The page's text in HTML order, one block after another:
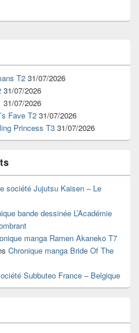
T2 31/07/2026
31/07/2026
31/07/2026
Fave T2 31/07/2026
Princess T3 31/07/2026
société Jujutsu Kaisen – Le
bande dessinée L’Académie
manga Ramen Akaneko T7
Chronique manga Bride Of The
Subbuteo France – Belgique